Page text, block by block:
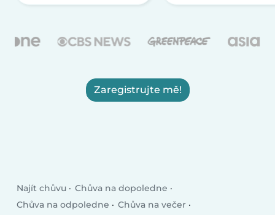
Zaregistrujte mě!
Najít chůvu
Chůva na dopoledne
Chůva na odpoledne
Chůva na večer